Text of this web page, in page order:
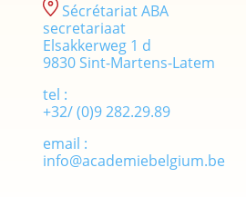
Sécrétariat ABA
secretariaat
Elsakkerweg 1 d
9830 Sint-Martens-Latem
tel :
+32/ (0)9 282.29.89
email :
info@academiebelgium.be